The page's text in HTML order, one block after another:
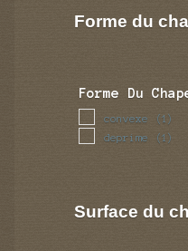
Forme du
Forme Du
convexe (1)
deprime (1)
Surface du